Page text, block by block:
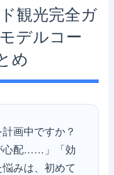
観光完全ガ
デルコー
め
計画中ですか？
心配……」「効
みは、初めて